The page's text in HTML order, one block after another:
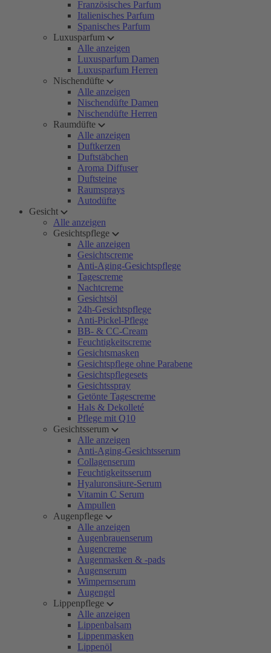
Französisches Parfum
Italienisches Parfum
Spanisches Parfum
Luxusparfum
Alle anzeigen
Luxusparfum Damen
Luxusparfum Herren
Nischendüfte
Alle anzeigen
Nischendüfte Damen
Nischendüfte Herren
Raumdüfte
Alle anzeigen
Duftkerzen
Duftstäbchen
Aroma Diffuser
Duftsteine
Raumsprays
Autodüfte
Gesicht
Alle anzeigen
Gesichtspflege
Alle anzeigen
Gesichtscreme
Anti-Aging-Gesichtspflege
Tagescreme
Nachtcreme
Gesichtsöl
24h-Gesichtspflege
Anti-Pickel-Pflege
BB- & CC-Cream
Feuchtigkeitscreme
Gesichtsmasken
Gesichtspflege ohne Parabene
Gesichtspflegesets
Gesichtsspray
Getönte Tagescreme
Hals & Dekolleté
Pflege mit Q10
Gesichtsserum
Alle anzeigen
Anti-Aging-Gesichtsserum
Collagenserum
Feuchtigkeitsserum
Hyaluronsäure-Serum
Vitamin C Serum
Ampullen
Augenpflege
Alle anzeigen
Augenbrauenserum
Augencreme
Augenmasken & -pads
Augenserum
Wimpernserum
Augengel
Lippenpflege
Alle anzeigen
Lippenbalsam
Lippenmasken
Lippenöl